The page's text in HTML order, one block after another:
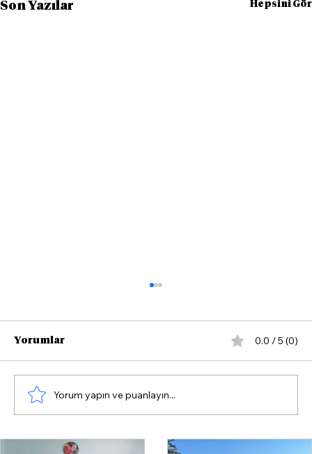
Son Yazılar Hepsini Gör
CHP'li Ednan Arslan'dan Bakan
Yorumlar 0.0 / 5 (0)
Yorum yapın ve puanlayın...